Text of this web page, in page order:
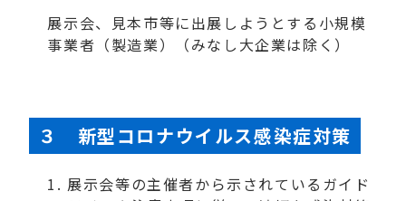
展示会、見本市等に出展しようとする小規模
事業者（製造業）（みなし大企業は除く）
３ 新型コロナウイルス感染症対策
展示会等の主催者から示されているガイド